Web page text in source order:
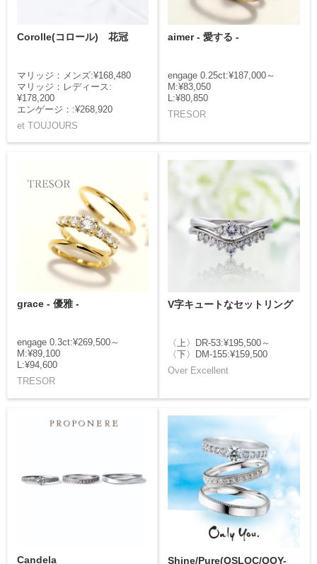
Corolle(コロール) 花冠
マリッジ：メンズ:¥168,480
マリッジ：レディース:
¥178,200
エンゲージ：:¥268,920
et TOUJOURS
aimer - 愛する -
engage 0.25ct:¥187,000～
M:¥83,050
L:¥80,850
TRESOR
grace - 優雅 -
engage 0.3ct:¥269,500～
M:¥89,100
L:¥94,600
TRESOR
V字キュートなセットリング
〈上〉DR-53:¥195,500～
〈下〉DM-155:¥159,500
Over Excellent
Candela
Shine/Pure(QSLOC/QOY-